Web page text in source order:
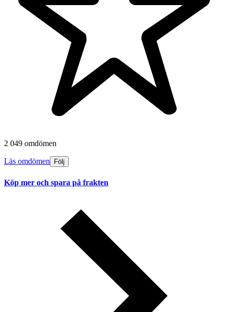
2 049 omdömen
Läs omdömen Följ
Köp mer och spara på frakten